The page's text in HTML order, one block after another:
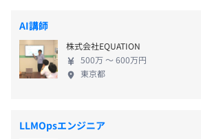
プロジェクトごとに選択
※関東ITソフトウェア健康保険組合加入
AI講師
株式会社EQUATION
500万 〜 600万円
東京都
LLMOpsエンジニア